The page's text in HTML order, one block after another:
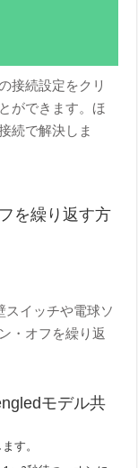
接続設定をクリ
ができます。ほ
続で解決しま
を繰り返す方
スイッチや電球ソ
・オフを繰り返
モデル共
す。